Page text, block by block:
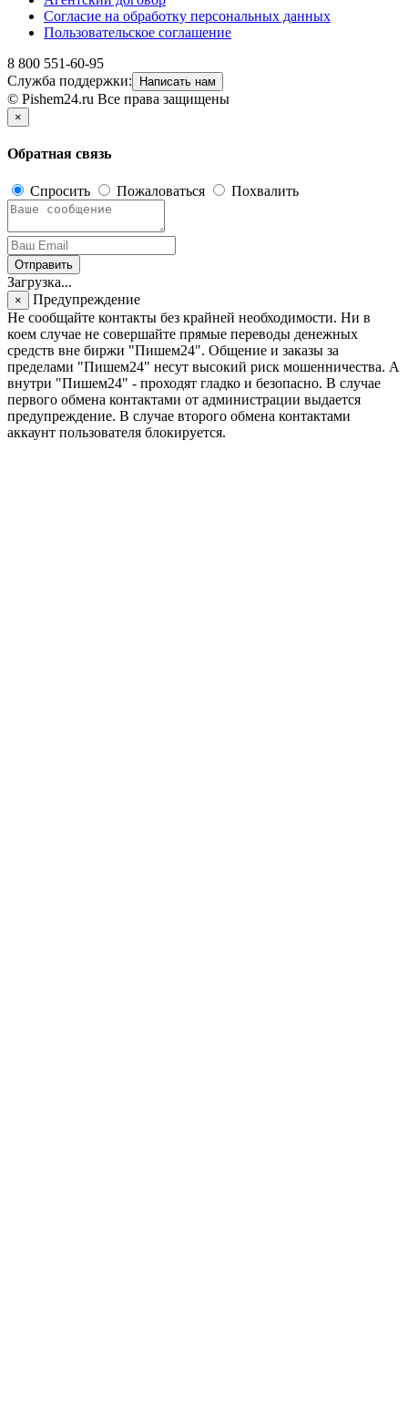
Согласие на обработку персональных данных
Пользовательское соглашение
8 800 551-60-95
Служба поддержки:
Написать нам
© Pishem24.ru Все права защищены
×
Обратная связь
Спросить Пожаловаться Похвалить
Отправить
Загрузка...
×
Предупреждение
Не сообщайте контакты без крайней необходимости. Ни в
коем случае не совершайте прямые переводы денежных
средств вне биржи "Пишем24". Общение и заказы за
пределами "Пишем24" несут высокий риск мошенничества. А
внутри "Пишем24" - проходят гладко и безопасно. В случае
первого обмена контактами от администрации выдается
предупреждение. В случае второго обмена контактами
аккаунт пользователя блокируется.